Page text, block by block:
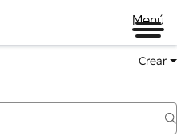
Menú
Crear